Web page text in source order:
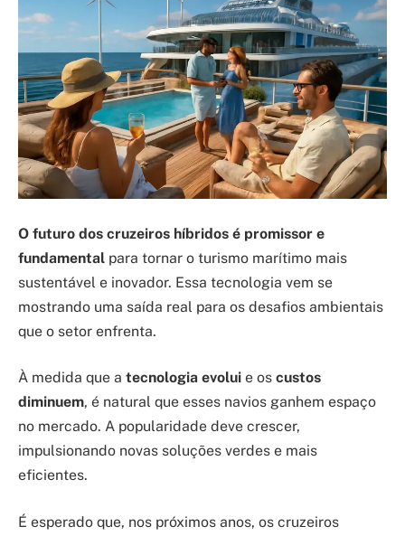
O futuro dos cruzeiros híbridos é promissor e
fundamental para tornar o turismo marítimo mais
sustentável e inovador. Essa tecnologia vem se
mostrando uma saída real para os desafios ambientais
que o setor enfrenta.
À medida que a tecnologia evolui e os custos
diminuem, é natural que esses navios ganhem espaço
no mercado. A popularidade deve crescer,
impulsionando novas soluções verdes e mais
eficientes.
É esperado que, nos próximos anos, os cruzeiros